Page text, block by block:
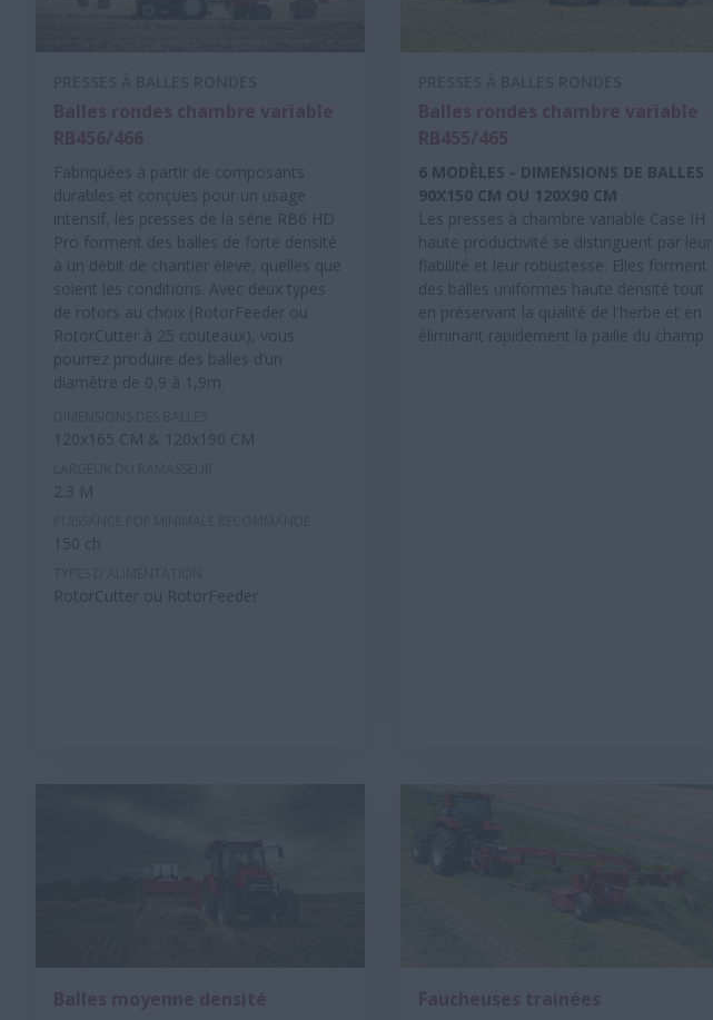
Fabriquées à partir de composants
durables et conçues pour un usage
intensif, les presses de la série RB6 HD
Pro forment des balles de forte densité
à un débit de chantier élevé, quelles que
soient les conditions. Avec deux types
de rotors au choix (RotorFeeder ou
RotorCutter à 25 couteaux), vous
pourrez produire des balles d’un
diamètre de 0,9 à 1,9m.
120x165 CM & 120x190 CM
2.3 M
150 ch
RotorCutter ou RotorFeeder
6 MODÈLES - DIMENSIONS DE BALLES
90X150 CM OU 120X90 CM
Les presses à chambre variable Case IH
haute productivité se distinguent par leur
fiabilité et leur robustesse. Elles forment
des balles uniformes haute densité tout
en préservant la qualité de l'herbe et en
éliminant rapidement la paille du champ.